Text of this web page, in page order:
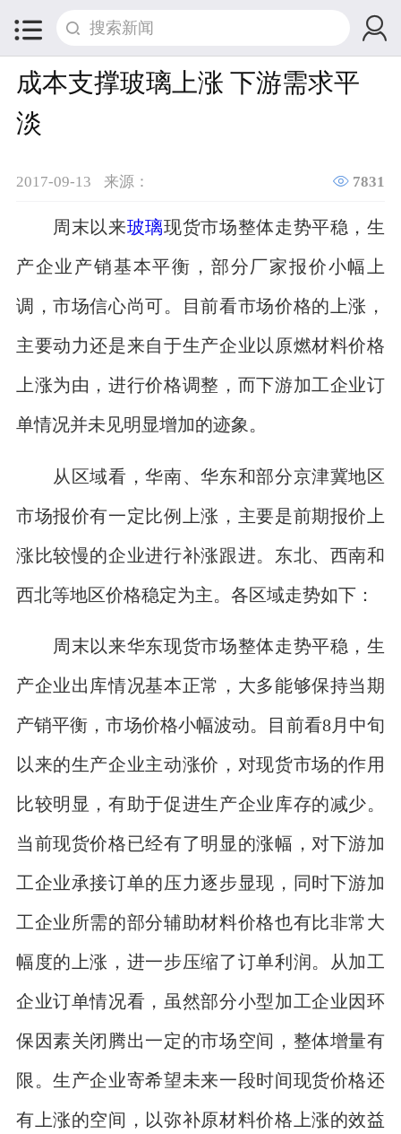
 
成本支撑玻璃上涨 下游需求平
淡
2017-09-13 来源：  7831
周末以来玻璃现货市场整体走势平稳，生
产企业产销基本平衡，部分厂家报价小幅上
调，市场信心尚可。目前看市场价格的上涨，
主要动力还是来自于生产企业以原燃材料价格
上涨为由，进行价格调整，而下游加工企业订
单情况并未见明显增加的迹象。
从区域看，华南、华东和部分京津冀地区
市场报价有一定比例上涨，主要是前期报价上
涨比较慢的企业进行补涨跟进。东北、西南和
西北等地区价格稳定为主。各区域走势如下：
周末以来华东现货市场整体走势平稳，生
产企业出库情况基本正常，大多能够保持当期
产销平衡，市场价格小幅波动。目前看8月中旬
以来的生产企业主动涨价，对现货市场的作用
比较明显，有助于促进生产企业库存的减少。
当前现货价格已经有了明显的涨幅，对下游加
工企业承接订单的压力逐步显现，同时下游加
工企业所需的部分辅助材料价格也有比非常大
幅度的上涨，进一步压缩了订单利润。从加工
企业订单情况看，虽然部分小型加工企业因环
保因素关闭腾出一定的市场空间，整体增量有
限。生产企业寄希望未来一段时间现货价格还
有上涨的空间，以弥补原材料价格上涨的效益